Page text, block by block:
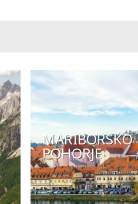
MARIBORSKO
POHORJE